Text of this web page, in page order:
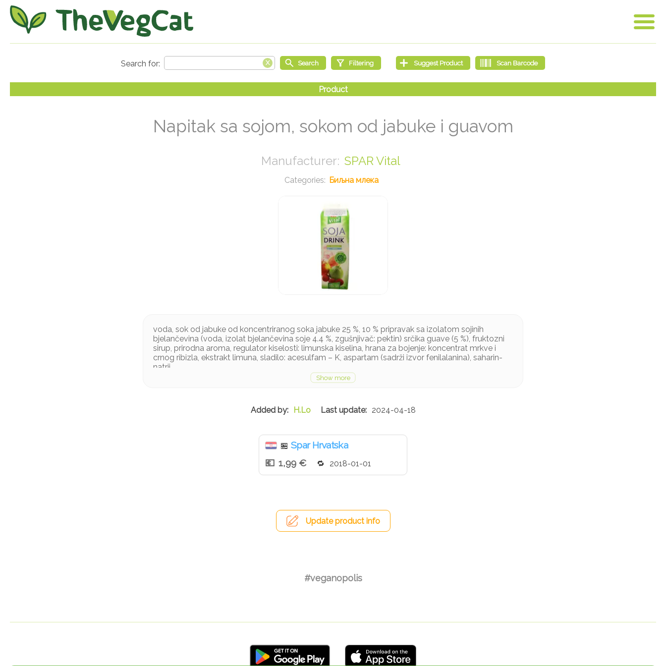
Napitak sa sojom, sokom od jabuke i guavom
SPAR Vital
Биљна млека
voda, sok od jabuke od koncentriranog soka jabuke 25 %, 10 % pripravak sa izolatom sojinih
bjelančevina (voda, izolat bjelančevina soje 4.4 %, zgušnjivač: pektin) srčika guave (5 %), fruktozni
sirup, prirodna aroma, regulator kiselosti: limunska kiselina, hrana za bojenje: koncentrat mrkve i
crnog ribizla, ekstrakt limuna, sladilo: acesulfam – K, aspartam (sadrži izvor fenilalanina), saharin-
natrij
H.Lo 2024-04-18
🏪 Spar Hrvatska
1,99 €
2018-01-01
Update product info
#veganopolis